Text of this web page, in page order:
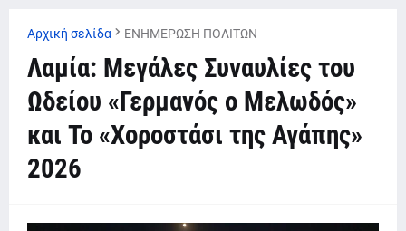
Αρχική σελίδα ΕΝΗΜΕΡΩΣΗ ΠΟΛΙΤΩΝ
Λαμία: Μεγάλες Συναυλίες του
Ωδείου «Γερμανός ο Μελωδός»
και Το «Χοροστάσι της Αγάπης»
2026